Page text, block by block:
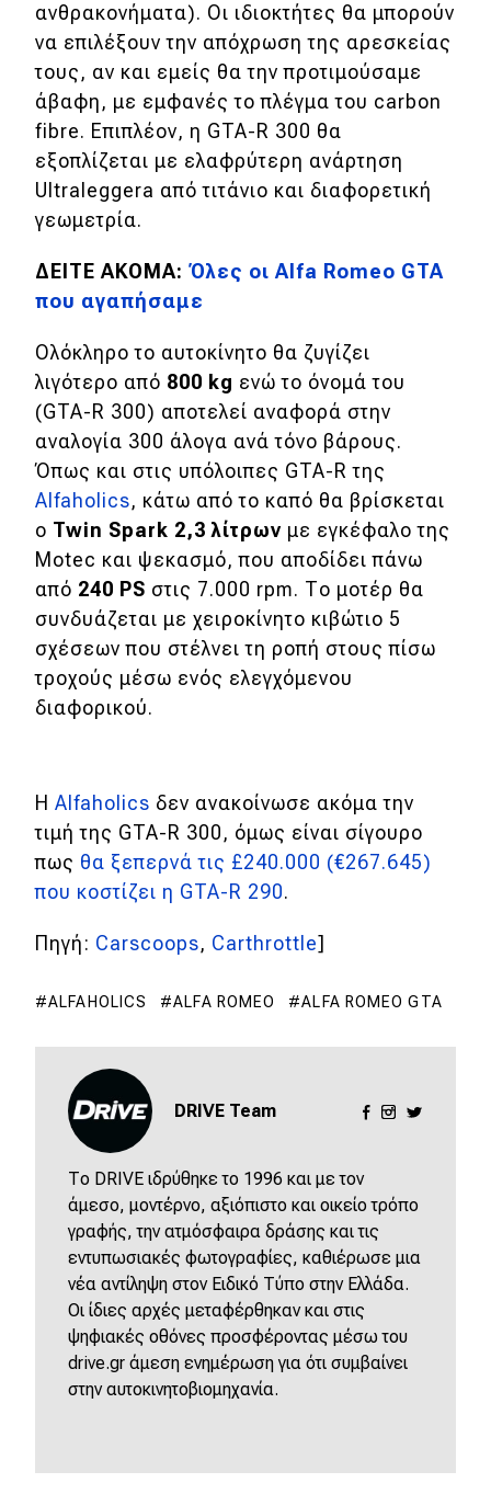
Αγορά
Απόψεις
Test Drive
Δοκιμή
Συγκρίνουμε
Αγώνες
Formula 1
WRC
Motorsport
Eco
Νέα
Τεχνολογία
Mobility
Classic
Νέα
Παρουσιάσεις
DRIVE Away
MOTO
Μεταχειρισμένο
Οδηγός αγοράς
Συμβουλές
Χρηστικά
Συμβουλές
ΚΤΕΟ
ανθρακονήματα). Οι ιδιοκτήτες θα μπορούν
να επιλέξουν την απόχρωση της αρεσκείας
τους, αν και εμείς θα την προτιμούσαμε
άβαφη, με εμφανές το πλέγμα του carbon
fibre. Επιπλέον, η GTA-R 300 θα
εξοπλίζεται με ελαφρύτερη ανάρτηση
Ultraleggera από τιτάνιο και διαφορετική
γεωμετρία.
ΔΕΙΤΕ ΑΚΟΜΑ: Όλες οι Alfa Romeo GTA
που αγαπήσαμε
Ολόκληρο το αυτοκίνητο θα ζυγίζει
λιγότερο από 800 kg ενώ το όνομά του
(GTA-R 300) αποτελεί αναφορά στην
αναλογία 300 άλογα ανά τόνο βάρους.
Όπως και στις υπόλοιπες GTA-R της
Alfaholics, κάτω από το καπό θα βρίσκεται
ο Twin Spark 2,3 λίτρων με εγκέφαλο της
Motec και ψεκασμό, που αποδίδει πάνω
από 240 PS στις 7.000 rpm. Το μοτέρ θα
συνδυάζεται με χειροκίνητο κιβώτιο 5
σχέσεων που στέλνει τη ροπή στους πίσω
τροχούς μέσω ενός ελεγχόμενου
διαφορικού.
Η Alfaholics δεν ανακοίνωσε ακόμα την
τιμή της GTA-R 300, όμως είναι σίγουρο
πως θα ξεπερνά τις £240.000 (€267.645)
που κοστίζει η GTA-R 290.
Πηγή: Carscoops, Carthrottle]
ALFAHOLICS ALFA ROMEO ALFA ROMEO GTA
DRIVE Team
Το DRIVE ιδρύθηκε το 1996 και με τον
άμεσο, μοντέρνο, αξιόπιστο και οικείο τρόπο
γραφής, την ατμόσφαιρα δράσης και τις
εντυπωσιακές φωτογραφίες, καθιέρωσε μια
νέα αντίληψη στον Ειδικό Τύπο στην Ελλάδα.
Οι ίδιες αρχές μεταφέρθηκαν και στις
ψηφιακές οθόνες προσφέροντας μέσω του
drive.gr άμεση ενημέρωση για ότι συμβαίνει
στην αυτοκινητοβιομηχανία.